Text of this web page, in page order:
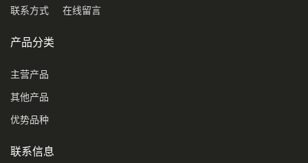
联系方式 在线留言
产品分类
主营产品
其他产品
优势品种
联系信息